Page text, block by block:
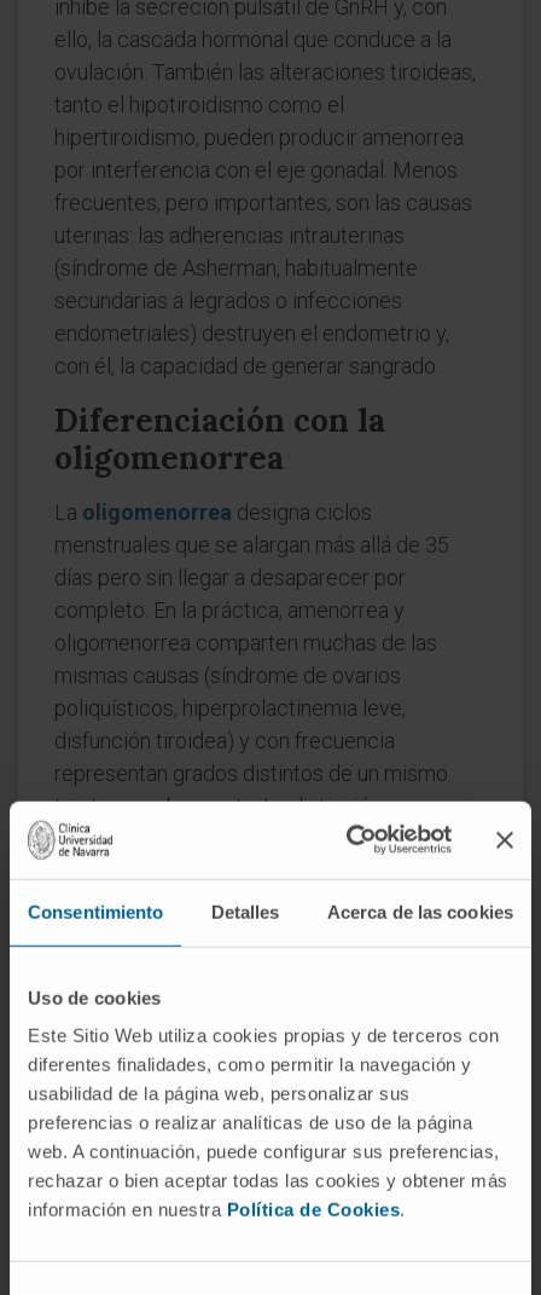
Consentimiento Detalles Acerca de las cookies
Uso de cookies
Este Sitio Web utiliza cookies propias y de terceros con
diferentes finalidades, como permitir la navegación y
usabilidad de la página web, personalizar sus
preferencias o realizar analíticas de uso de la página
web. A continuación, puede configurar sus preferencias,
rechazar o bien aceptar todas las cookies y obtener más
información en nuestra Política de Cookies.
inhibe la secreción pulsátil de GnRH y, con
ello, la cascada hormonal que conduce a la
ovulación. También las alteraciones tiroideas,
tanto el hipotiroidismo como el
hipertiroidismo, pueden producir amenorrea
por interferencia con el eje gonadal. Menos
frecuentes, pero importantes, son las causas
uterinas: las adherencias intrauterinas
(síndrome de Asherman, habitualmente
secundarias a legrados o infecciones
endometriales) destruyen el endometrio y,
con él, la capacidad de generar sangrado.
Diferenciación con la
oligomenorrea
La oligomenorrea designa ciclos
menstruales que se alargan más allá de 35
días pero sin llegar a desaparecer por
completo. En la práctica, amenorrea y
oligomenorrea comparten muchas de las
mismas causas (síndrome de ovarios
poliquísticos, hiperprolactinemia leve,
disfunción tiroidea) y con frecuencia
representan grados distintos de un mismo
trastorno subyacente. La distinción es
cronológica, no etiológica: cuando la
ciclos o seis meses, el término correcto es
Preguntas frecuentes
¿De dónde viene la palabra
amenorrea?
Del griego ἀ- («sin»), μήν («mes») y ῥοία
(«flujo»). Literalmente, «sin flujo mensual». La
raíz μήν, emparentada con el latínmensis,
conecta el ciclo menstrual con la medida lunar